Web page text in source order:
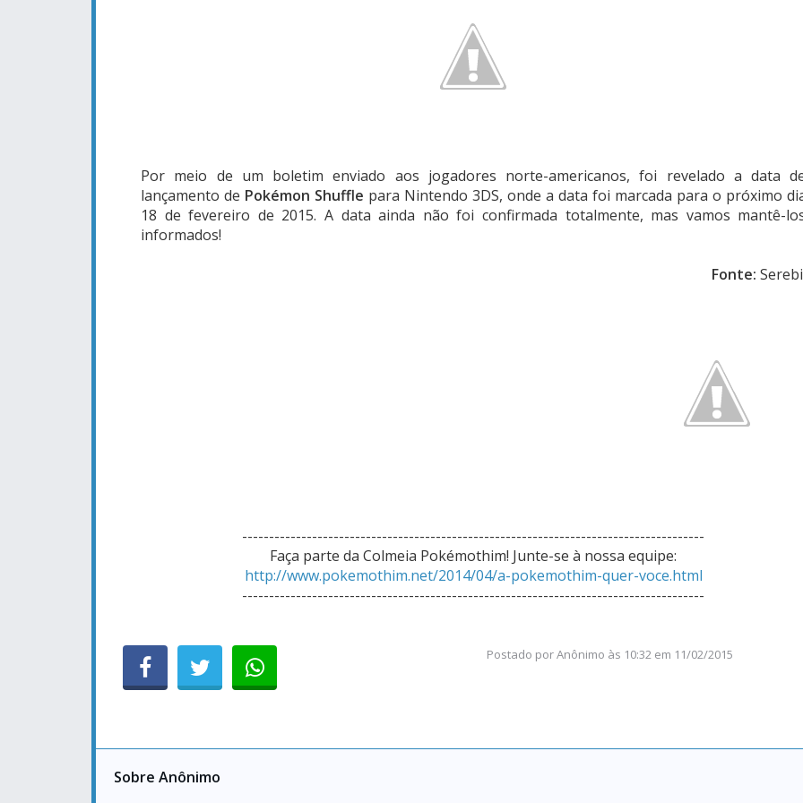
Por meio de um boletim enviado aos jogadores norte-americanos, foi revelado a data
lançamento de Pokémon Shuffle para Nintendo 3DS, onde a data foi marcada para o próximo
18 de fevereiro de 2015. A data ainda não foi confirmada totalmente, mas vamos mantê-
informados!
Fonte:
--------------------------------------------------------------------------------------
Faça parte da Colmeia Pokémothim! Junte-se à nossa equipe:
http://www.pokemothim.net/2014/04/a-pokemothim-quer-voce.html
--------------------------------------------------------------------------------------
Postado porAnônimo às 10:32 em 11/02/2015
Sobre Anônimo